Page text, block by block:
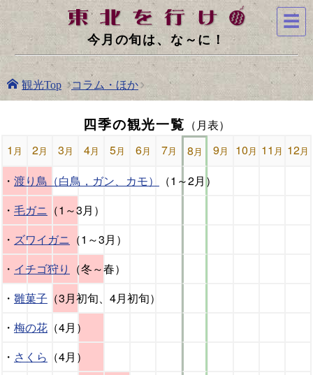
今月の旬は、な～に！
観光Top コラム・ほか
四季の観光一覧 （月表）
・ 渡り鳥（白鳥，ガン、カモ）
（1～2月）
・ 毛ガニ （1～3月）
・ ズワイガニ （1～3月）
・ イチゴ狩り
（冬～春）
・ 雛菓子 （3月初旬、4月初旬）
・ 梅の花 （4月）
・ さくら （4月）
☰